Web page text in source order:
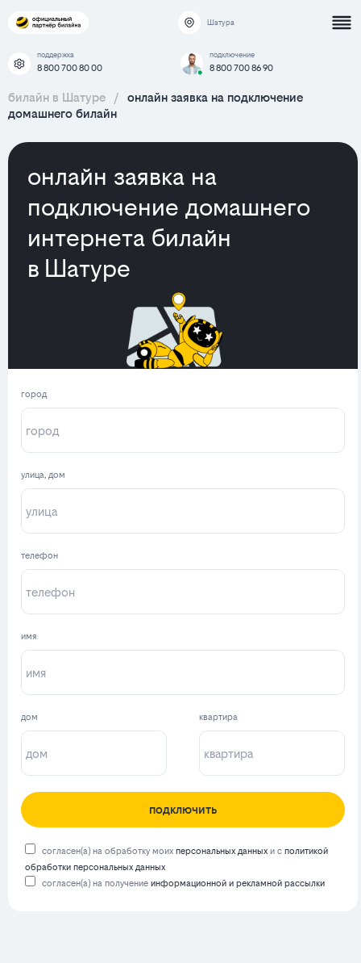
Шатура
поддержка
8 800 700 80 00
подключение
8 800 700 86 90
билайн в Шатуре /
онлайн заявка на подключение
домашнего билайн
онлайн заявка на
подключение домашнего
интернета билайн
в Шатуре
город
улица, дом
телефон
имя
дом квартира
подключить
согласен(а) на обработку моих персональных данных и с политикой
обработки персональных данных
согласен(а) на получение информационной и рекламной рассылки